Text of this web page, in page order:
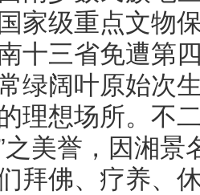
家级重点文物
十三省免遭第
绿阔叶原始次
理想场所。不
之美誉，因湘
拜佛、疗养、